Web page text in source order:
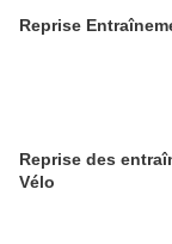
Reprise
Reprise des
Vélo